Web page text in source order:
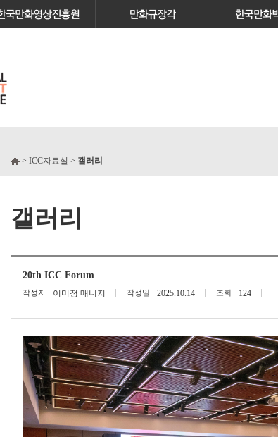
> ICC자료실 > 갤러리
갤러리
20th ICC Forum
작성자 이미정 매니저 작성일 2025.10.14 조회 124